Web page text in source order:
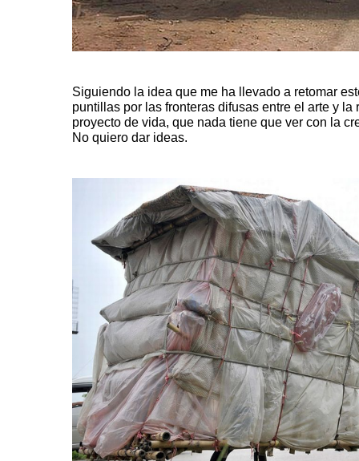
Siguiendo la idea que me ha llevado a retomar
puntillas por las fronteras difusas entre el arte y
proyecto de vida, que nada tiene que ver con la
No quiero dar ideas.